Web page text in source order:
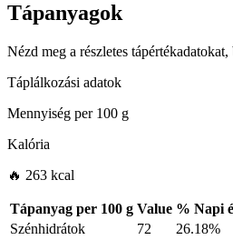
Tápanyagok
Nézd meg a részletes
Táplálkozási adatok
Mennyiség per100 g
Kalória
🔥 263 kcal
Tápanyag per 100 g Value % Napi
Szénhidrátok
72
26.18%